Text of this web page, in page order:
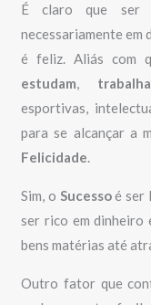
É claro que ser
necessariamente em
é feliz. Aliás com
estudam,
esportivas,
para se alcançar a
Felicidade.
Sim, o Sucessoé ser
ser rico em dinheiro
bens matérias até
Outro fator que